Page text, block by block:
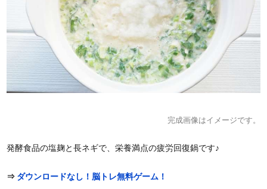
完成画像はイメージです。
発酵食品の塩麹と長ネギで、栄養満点の疲労回復鍋です♪
⇒ ダウンロードなし！脳トレ無料ゲーム！